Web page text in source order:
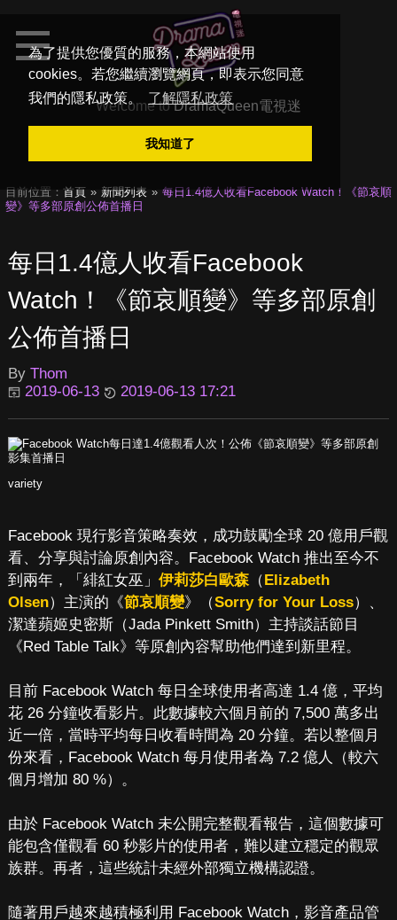
為了提供您優質的服務，本網站使用
cookies。若您繼續瀏覽網頁，即表示您同意
我們的隱私政策。
了解隱私政策
我知道了
Welcome toDramaQueen電視迷
目前位置： 首頁 新聞列表
每日1.4億人收看Facebook Watch！《節哀順
變》等多部原創公佈首播日
每日1.4億人收看Facebook
Watch！《節哀順變》等多部原創
公佈首播日
By Thom
2019-06-13
2019-06-13 17:21
variety
Facebook 現行影音策略奏效，成功鼓勵全球 20 億用戶觀
看、分享與討論原創內容。Facebook Watch 推出至今不
到兩年，「緋紅女巫」 伊莉莎白歐森（Elizabeth
Olsen）主演的《節哀順變》（Sorry for Your Loss）、
潔達蘋姬史密斯（Jada Pinkett Smith）主持談話節目
《Red Table Talk》等原創內容幫助他們達到新里程。
目前 Facebook Watch 每日全球使用者高達 1.4 億，平均
花 26 分鐘收看影片。此數據較六個月前的 7,500 萬多出
近一倍，當時平均每日收看時間為 20 分鐘。若以整個月
份來看，Facebook Watch 每月使用者為 7.2 億人（較六
個月增加 80 %）。
由於 Facebook Watch 未公開完整觀看報告，這個數據可
能包含僅觀看 60 秒影片的使用者，難以建立穩定的觀眾
族群。再者，這些統計未經外部獨立機構認證。
隨著用戶越來越積極利用 Facebook Watch，影音產品管